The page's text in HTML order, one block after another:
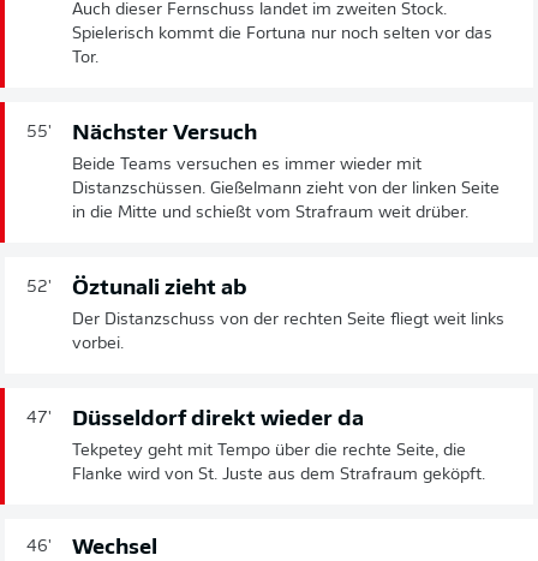
Auch dieser Fernschuss landet im zweiten Stock.
Spielerisch kommt die Fortuna nur noch selten vor das
Tor.
55' Nächster Versuch
Beide Teams versuchen es immer wieder mit
Distanzschüssen. Gießelmann zieht von der linken Seite
in die Mitte und schießt vom Strafraum weit drüber.
52' Öztunali zieht ab
Der Distanzschuss von der rechten Seite fliegt weit links
vorbei.
47' Düsseldorf direkt wieder da
Tekpetey geht mit Tempo über die rechte Seite, die
Flanke wird von St. Juste aus dem Strafraum geköpft.
46' Wechsel